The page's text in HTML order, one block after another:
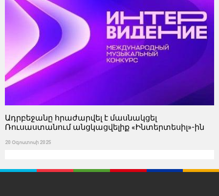
Ադրբեջանը հրաժարվել է մասնակցել
Ռուսաստանում անցկացվելիք «Ինտերտեսիլ»-ին
20 Օգոստոսի 2025